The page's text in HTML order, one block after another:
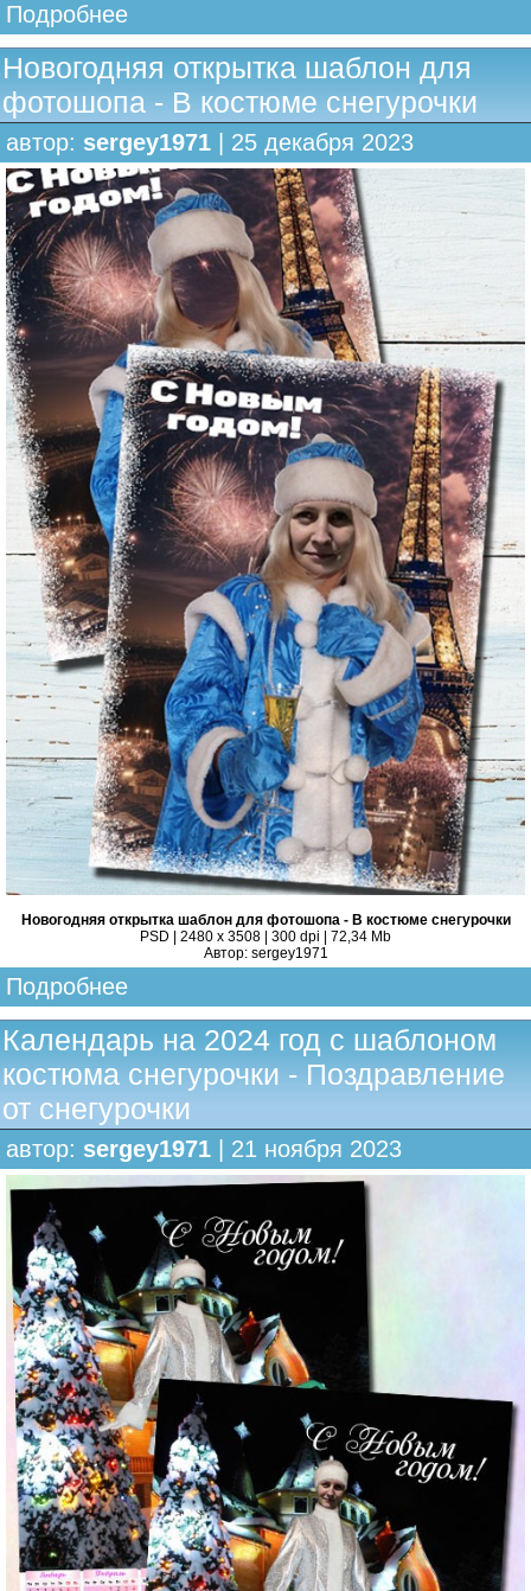
Подробнее
Новогодняя открытка шаблон для
фотошопа - В костюме снегурочки
автор: sergey1971 | 25 декабря 2023
Новогодняя открытка шаблон для фотошопа - В костюме снегурочки
PSD | 2480 x 3508 | 300 dpi | 72,34 Mb
Автор: sergey1971
Подробнее
Календарь на 2024 год с шаблоном
костюма снегурочки - Поздравление
от снегурочки
автор: sergey1971 | 21 ноября 2023